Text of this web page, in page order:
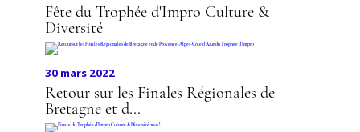
Fête du Trophée d'Impro Culture &
Diversité
30 mars 2022
Retour sur les Finales Régionales de
Bretagne et d...